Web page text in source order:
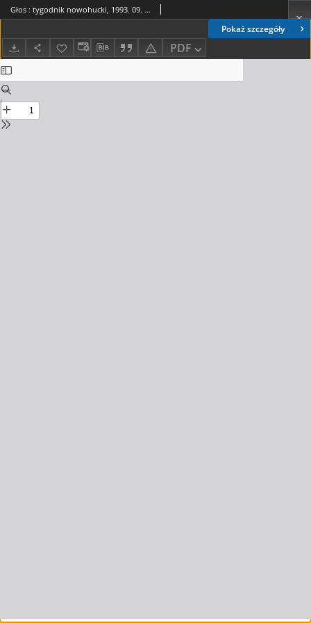
Pokaż szczegóły
PDF
Głos : tygodnik nowohucki, 1993. 09. 17, nr 37